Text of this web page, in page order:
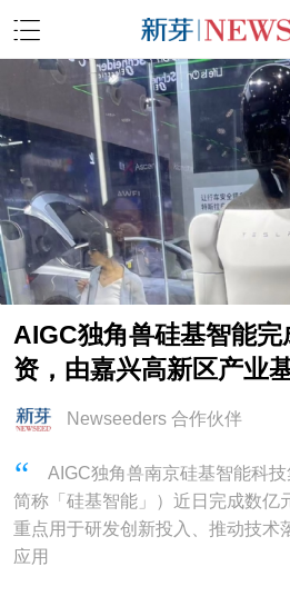
AIGC独角兽硅基智能
资，由嘉兴高新区产业
Newseeders 合作伙伴
AIGC独角兽南京硅基智能科
简称「硅基智能」）近日完成数亿
重点用于研发创新投入、推动技术
应用